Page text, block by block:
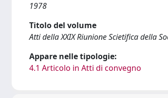
1978
Titolo del volume
Atti della XXIX Riunione Scietifica della
Appare nelle tipologie:
4.1 Articolo in Atti di convegno